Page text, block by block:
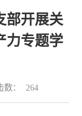
部开展关
力专题学
数： 264